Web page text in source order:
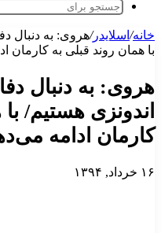
خانه/ اسلایدر/هروی: به‌ دنبال
با همان روند قبلی به کارمان
هروی: به‌ دنبال
اندونزی هستیم/
کارمان ادامه
۱۶ خرداد, ۱۳۹۴